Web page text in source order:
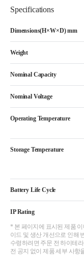
Specifications
Dimensions(H×W×D) mm
Weight
Nominal Capacity
Nominal Voltage
Operating Temperature
Storage Temperature
Battery Life Cycle
IP Rating
* 본 페이지에 표시된 제품
이드 및 생산 개선으로 인해
수령하려면 주문 전 하이테
전 공지 없이 제품 세부 사항